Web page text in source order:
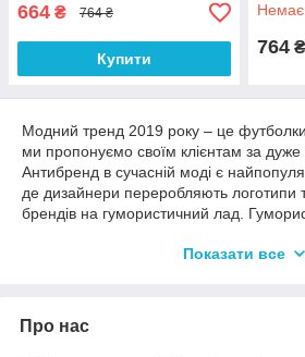
664 ₴ 764 ₴
Купити
Немає
764 ₴
Модний тренд 2019 року – це
ми пропонуємо своїм клієнтам за
Антибренд в сучасній моді є
де дизайнери переробляють логотипи
брендів на гумористичний лад.
помітити в натовпі людей. Асортимент
Показати все
Про нас